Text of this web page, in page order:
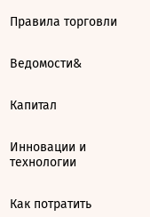
Правила торговли
Ведомости&
Капитал
Инновации и
технологии
Как потратить